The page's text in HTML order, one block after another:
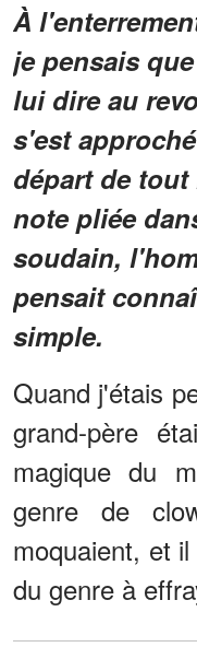
À
je pensais
lui dire au
s'est
départ de
note pliée
soudain,
pensait
simple.
Quand j'étais
grand-père
magique du
genre de
moquaient, et
du genre à